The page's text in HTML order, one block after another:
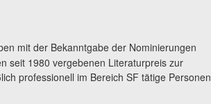
mit der Bekanntgabe der Nominierungen
seit 1980 vergebenen Literaturpreis zur
professionell im Bereich SF tätige Personen